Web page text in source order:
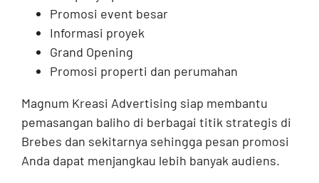
Promosi event besar
Informasi proyek
Grand Opening
Promosi properti dan perumahan
Magnum Kreasi Advertising siap membantu
pemasangan baliho di berbagai titik strategis di
Brebes dan sekitarnya sehingga pesan promosi
Anda dapat menjangkau lebih banyak audiens.